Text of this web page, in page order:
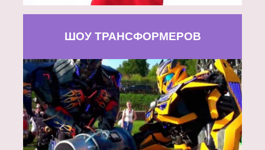
ШОУ ТРАНСФОРМЕРОВ